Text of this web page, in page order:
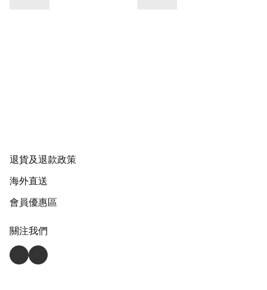
退貨及退款政策
海外直送
會員優惠區
關注我們